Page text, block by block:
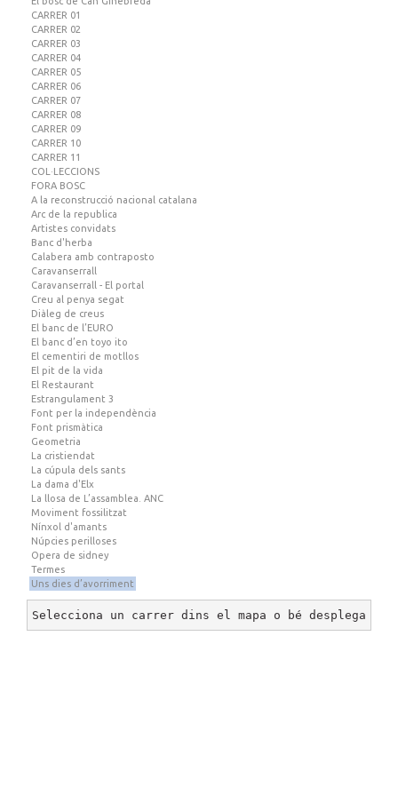
CARRER 01
CARRER 02
CARRER 03
CARRER 04
CARRER 05
CARRER 06
CARRER 07
CARRER 08
CARRER 09
CARRER 10
CARRER 11
COL·LECCIONS
FORA BOSC
A la reconstrucció nacional catalana
Arc de la republica
Artistes convidats
Banc d'herba
Calabera amb contraposto
Caravanserrall
Caravanserrall - El portal
Creu al penya segat
Diàleg de creus
El banc de l’EURO
El banc d’en toyo ito
El cementiri de motllos
El pit de la vida
El Restaurant
Estrangulament 3
Font per la independència
Font prismàtica
Geometria
La cristiendat
La cúpula dels sants
La dama d'Elx
La llosa de L’assamblea. ANC
Moviment fossilitzat
Nínxol d'amants
Núpcies perilloses
Opera de sidney
Termes
Uns dies d’avorriment
Selecciona un carrer dins el mapa o bé desplega